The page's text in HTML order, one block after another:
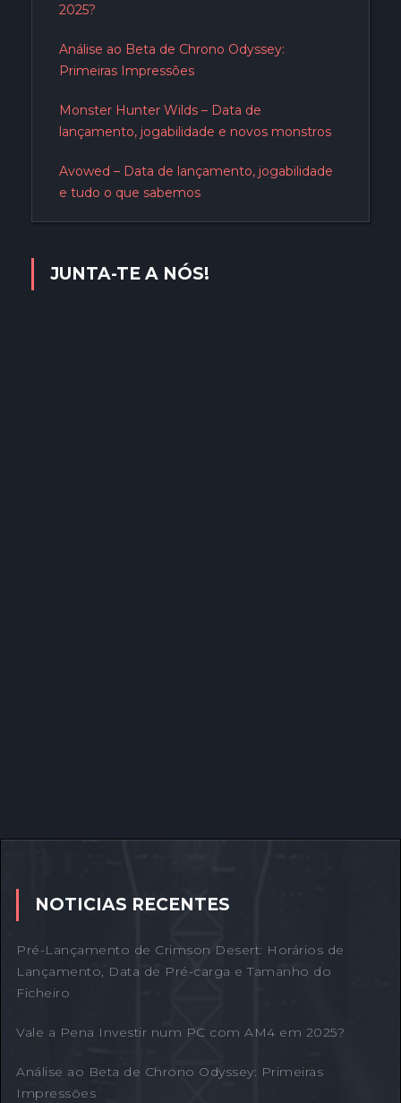
2025?
Análise ao Beta de Chrono Odyssey:
Primeiras Impressões
Monster Hunter Wilds – Data de
lançamento, jogabilidade e novos monstros
Avowed – Data de lançamento, jogabilidade
e tudo o que sabemos
JUNTA-TE A NÓS!
NOTICIAS RECENTES
Pré-Lançamento de Crimson Desert: Horários de
Lançamento, Data de Pré-carga e Tamanho do
Ficheiro
Vale a Pena Investir num PC com AM4 em 2025?
Análise ao Beta de Chrono Odyssey: Primeiras
Impressões